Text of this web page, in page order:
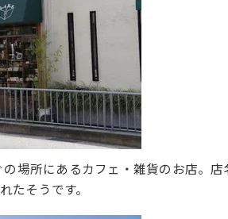
の場所にあるカフェ・雑貨のお店。
たそうです。